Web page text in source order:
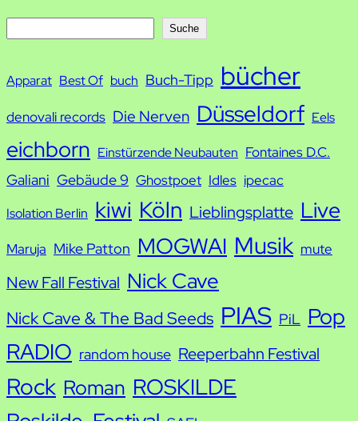
c
Suche
Apparat Best Of buch Buch-Tipp bücher
denovali records Die Nerven Düsseldorf Eels
eichborn Einstürzende Neubauten Fontaines D.C.
Galiani Gebäude 9 Ghostpoet Idles ipecac
Isolation Berlin kiwi Köln Lieblingsplatte Live
Maruja Mike Patton MOGWAI Musik mute
New Fall Festival Nick Cave
Nick Cave & The Bad Seeds PIAS PiL Pop
RADIO random house Reeperbahn Festival
Rock Roman ROSKILDE